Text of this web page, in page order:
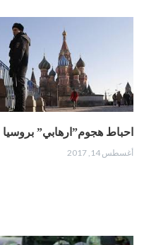
احباط هجوم”ارهابي” بروسيا
أغسطس 14, 2017